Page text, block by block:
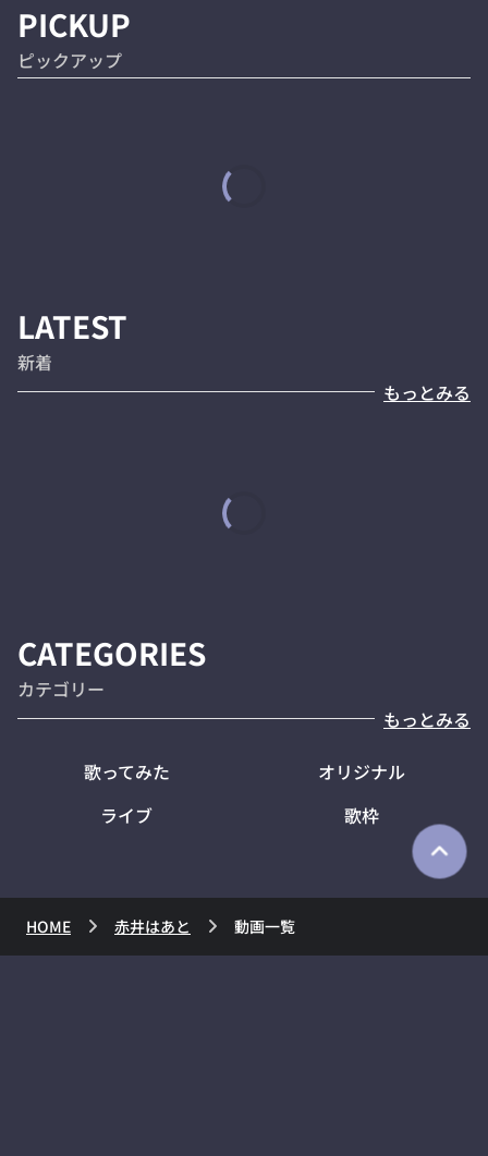
PICKUP
ピックアップ
LATEST
新着
もっとみる
CATEGORIES
カテゴリー
もっとみる
歌ってみた
オリジナル
ライブ
歌枠
HOME 赤井はあと 動画一覧